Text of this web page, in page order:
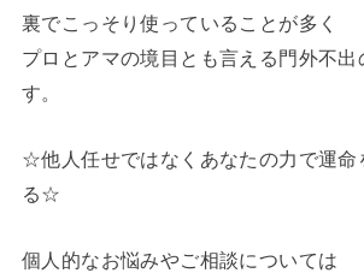
裏でこっそり使っていることが多く
プロとアマの境目とも言える門外不
す。
☆他人任せではなくあなたの力で運命
る☆
個人的なお悩みやご相談については